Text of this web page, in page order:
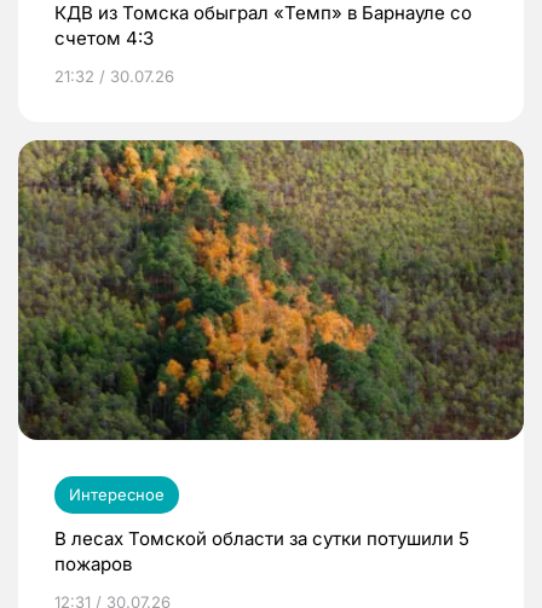
КДВ из Томска обыграл «Темп» в Барнауле со
счетом 4:3
21:32 / 30.07.26
Интересное
В лесах Томской области за сутки потушили 5
пожаров
12:31 / 30.07.26